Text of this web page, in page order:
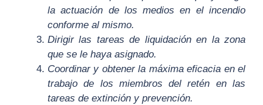
la actuación de los medios en el incendio
conforme al mismo.
Dirigir las tareas de liquidación en la zona
que se le haya asignado.
Coordinar y obtener la máxima eficacia en el
trabajo de los miembros del retén en las
tareas de extinción y prevención.